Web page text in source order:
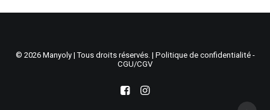
© 2026 Manyoly | Tous droits réservés. | Politique de confidentialité -
CGU/CGV